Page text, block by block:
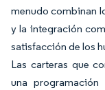
menudo combinan
y la integración
satisfacción de los
Las carteras que
una programación